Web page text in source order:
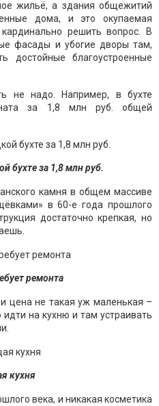
жильё, а здания общежитий
дома, и это окупаемая
решить вопрос. В
фасады и убогие дворы там,
благоустроенные
не надо. Например, в бухте
за 1,8 млн руб. общей
бухте за 1,8 млн руб.
камня в общем массиве
в 60-е года прошлого
достаточно крепкая, но
ремонта
цена не такая уж маленькая –
на кухню и там устраивать
кухня
века, и никакая косметика